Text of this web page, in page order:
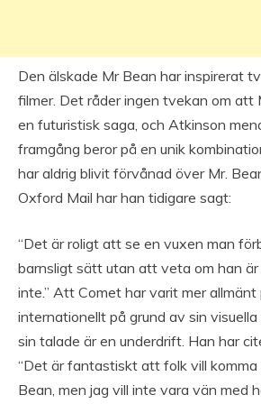
Den älskade Mr Bean har inspirerat
filmer. Det råder ingen tvekan om att
en futuristisk saga, och Atkinson
framgång beror på en unik
har aldrig blivit förvånad över Mr.
Oxford Mail har han tidigare sagt:
“Det är roligt att se en vuxen man
barnsligt sätt utan att veta om han
inte.” Att Comet har varit mer
internationellt på grund av sin
sin talade är en underdrift. Han har
“Det är fantastiskt att folk vill komma
Bean, men jag vill inte vara vän med